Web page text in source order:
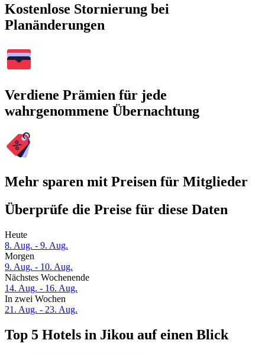
Kostenlose Stornierung bei
Planänderungen
Verdiene Prämien für jede
wahrgenommene Übernachtung
Mehr sparen mit Preisen für Mitglieder
Überprüfe die Preise für diese Daten
Heute
8. Aug. - 9. Aug.
Morgen
9. Aug. - 10. Aug.
Nächstes Wochenende
14. Aug. - 16. Aug.
In zwei Wochen
21. Aug. - 23. Aug.
Top 5 Hotels in Jikou auf einen Blick